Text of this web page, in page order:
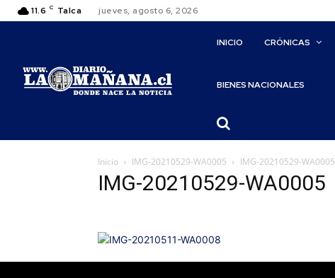
11.6 C Talca jueves, agosto 6, 2026
INICIO CRÓNICAS
BIENES NACIONALES
Inicio IMG-20210529-WA0005 IMG-20210529-WA0005
IMG-20210529-WA0005